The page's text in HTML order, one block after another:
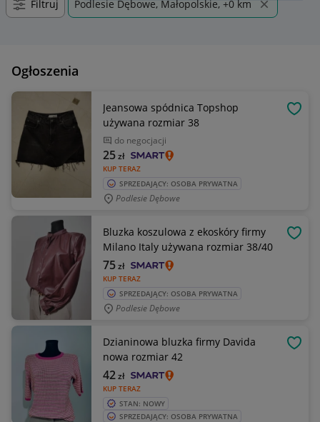
Filtruj Podlesie Dębowe, Małopolskie, +0 km
Ogłoszenia
Jeansowa spódnica Topshop
używana rozmiar 38
do negocjacji
KUP TERAZ
25zł
SPRZEDAJĄCY: OSOBA PRYWATNA
Podlesie Dębowe
Bluzka koszulowa z ekoskóry firmy
Milano Italy używana rozmiar 38/40
KUP TERAZ
75zł
SPRZEDAJĄCY: OSOBA PRYWATNA
Podlesie Dębowe
Dzianinowa bluzka firmy Davida
nowa rozmiar 42
KUP TERAZ
42zł
STAN: NOWY
SPRZEDAJĄCY: OSOBA PRYWATNA